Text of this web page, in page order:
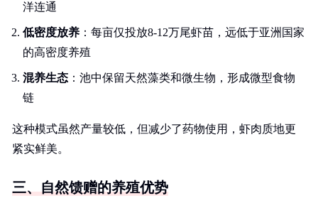
洋连通
低密度放养 ：每亩仅投放8-12万尾虾苗，远低于亚洲国家
的高密度养殖
混养生态 ：池中保留天然藻类和微生物，形成微型食物
链
这种模式虽然产量较低，但减少了药物使用，虾肉质地更
紧实鲜美。
三、自然馈赠的养殖优势